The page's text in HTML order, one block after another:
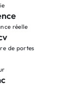
réelle
de portes